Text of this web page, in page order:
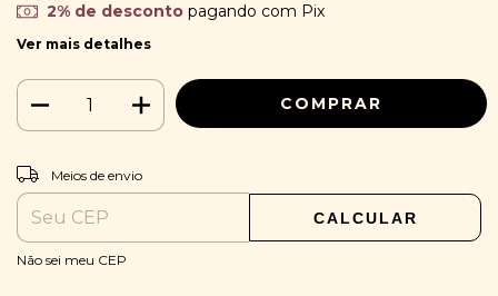
2% de descontopagando com Pix
Ver mais detalhes
Entregas para o CEP:
Meios de envio
CALCULAR
Não sei meu CEP